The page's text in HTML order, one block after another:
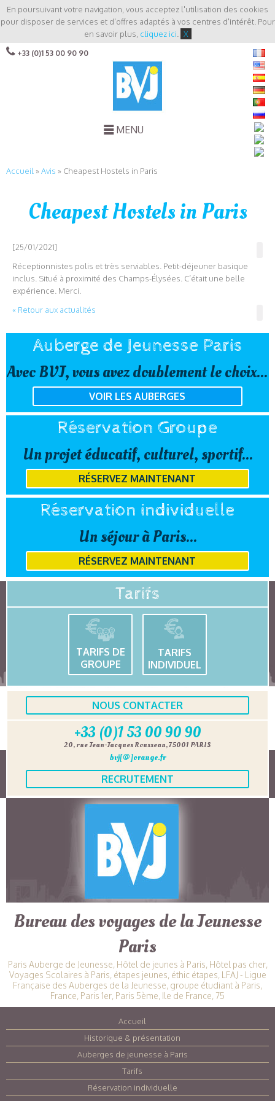
En poursuivant votre navigation, vous acceptez l'utilisation des cookies
pour disposer de services et d'offres adaptés à vos centres d'intérêt. Pour
en savoir plus, cliquez ici X
+33 (0)1 53 00 90 90
MENU
Accueil »Avis » Cheapest Hostels in Paris
Cheapest Hostels in Paris
[25/01/2021]
Réceptionnistes polis et très serviables. Petit-déjeuner basique
inclus. Situé à proximité des Champs-Élysées. C’était une belle
expérience. Merci.
« Retour aux actualités
Auberge de Jeunesse Paris
Avec BVJ, vous avez doublement le choix...
VOIR LES AUBERGES
Réservation Groupe
Un projet éducatif, culturel, sportif...
RÉSERVEZ MAINTENANT
Réservation individuelle
Un séjour à Paris...
RÉSERVEZ MAINTENANT
Tarifs
TARIFS DE
GROUPE
TARIFS
INDIVIDUEL
NOUS CONTACTER
+33 (0)1 53 00 90 90
20, rue Jean-Jacques Rousseau, 75001 PARIS
bvj[@]orange.fr
RECRUTEMENT
Bureau des voyages de la Jeunesse
Paris
Paris Auberge de Jeunesse, Hôtel de jeunes à Paris, Hôtel pas cher,
Voyages Scolaires à Paris, étapes jeunes, éthic étapes, LFAJ - Ligue
Française des Auberges de la Jeunesse, groupe étudiant à Paris,
France, Paris 1er, Paris 5ème, Ile de France, 75
Accueil
Historique & présentation
Auberges de jeunesse à Paris
Tarifs
Réservation individuelle